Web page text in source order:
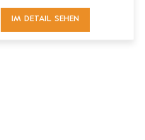
Diamantschleifschuh
IM DETAIL SEHEN